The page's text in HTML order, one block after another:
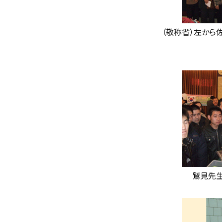
（敬称省）左か
鷲見先